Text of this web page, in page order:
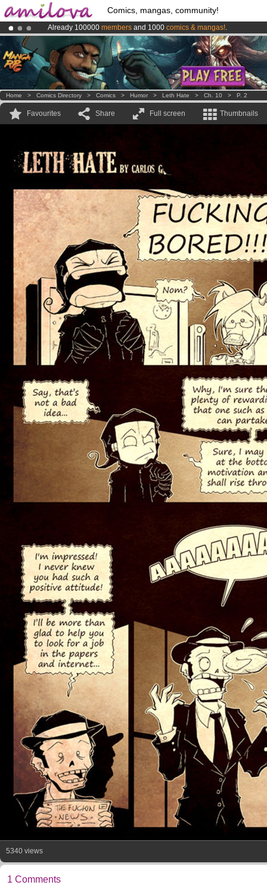
Comics, mangas, community!
Already 100000 members and 1000 comics & mangas!.
Premium membership from3.95 eurosper month !Get membership
AmilovaKickstarter is now LIVE!.
Home > Comics Directory > Comics > Humor > Leth Hate > Ch. 10 > P. 2
Favourites Share Full screen Thumbnails
5340 views
1 Comments